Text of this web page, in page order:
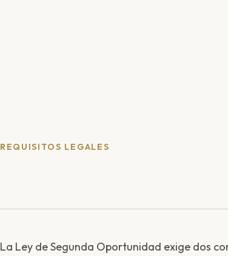
REQUISITOS LEGALES
La Ley de Segunda Oportunidad exige dos